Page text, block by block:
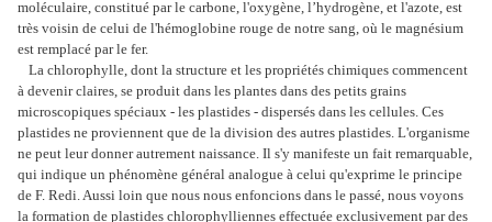
moléculaire, constitué par le carbone, l'oxygène, l’hydrogène, et l'azote, est
très voisin de celui de l'hémoglobine rouge de notre sang, où le magnésium
est remplacé par le fer.
La chlorophylle, dont la structure et les propriétés chimiques commencent
à devenir claires, se produit dans les plantes dans des petits grains
microscopiques spéciaux - les plastides - dispersés dans les cellules. Ces
plastides ne proviennent que de la division des autres plastides. L'organisme
ne peut leur donner autrement naissance. Il s'y manifeste un fait remarquable,
qui indique un phénomène général analogue à celui qu'exprime le principe
de F. Redi. Aussi loin que nous nous enfoncions dans le passé, nous voyons
la formation de plastides chlorophylliennes effectuée exclusivement par des